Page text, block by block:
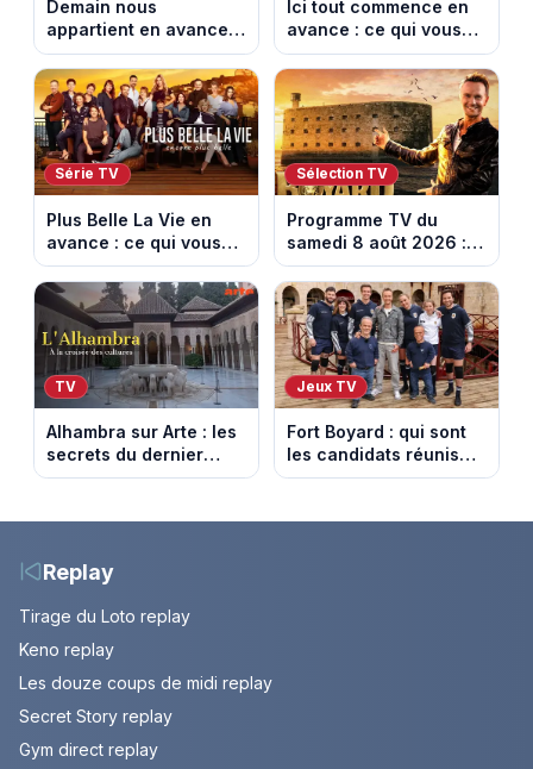
Demain nous
appartient en avance :
ce qui vous attend la
semaine du 10 au 14
août 2026 (spoiler)
Ici tout commence en
avance : ce qui vous
attend la semaine du
10 au 14 août 2026
(spoiler)
Série TV
Plus Belle La Vie en
avance : ce qui vous
attend la semaine du
10 au 14 août 2026
(spoiler)
Sélection TV
Programme TV du
samedi 8 août 2026 :
notre sélection pour
votre soirée télé
TV
Alhambra sur Arte : les
secrets du dernier
sultanat musulman
Jeux TV
Fort Boyard : qui sont
les candidats réunis
par Cyril Féraud ce
Replay
Tirage du Loto replay
Keno replay
Les douze coups de midi replay
Secret Story replay
Gym direct replay